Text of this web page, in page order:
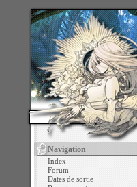
Navigation
Index
Forum
Dates de sortie